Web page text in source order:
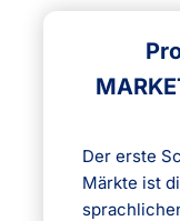
Der erste
Märkte ist